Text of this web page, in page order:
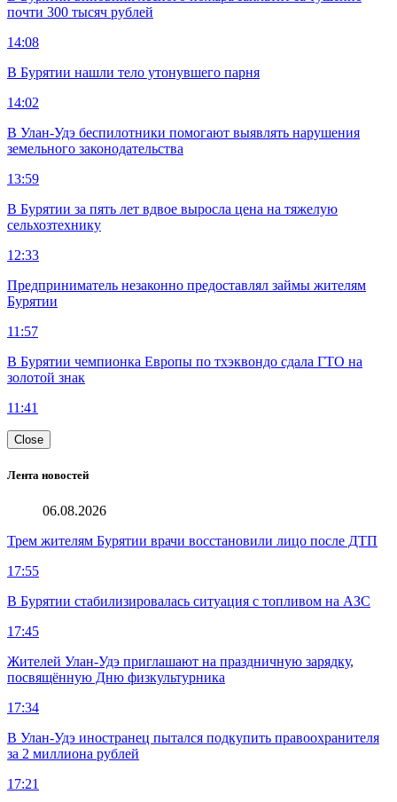
почти 300 тысяч рублей
14:08
В Бурятии нашли тело утонувшего парня
14:02
В Улан-Удэ беспилотники помогают выявлять нарушения
земельного законодательства
13:59
В Бурятии за пять лет вдвое выросла цена на тяжелую
сельхозтехнику
12:33
Предприниматель незаконно предоставлял займы жителям
Бурятии
11:57
В Бурятии чемпионка Европы по тхэквондо сдала ГТО на
золотой знак
11:41
Close
Лента новостей
06.08.2026
Трем жителям Бурятии врачи восстановили лицо после ДТП
17:55
В Бурятии стабилизировалась ситуация с топливом на АЗС
17:45
Жителей Улан-Удэ приглашают на праздничную зарядку,
посвящённую Дню физкультурника
17:34
В Улан-Удэ иностранец пытался подкупить правоохранителя
за 2 миллиона рублей
17:21